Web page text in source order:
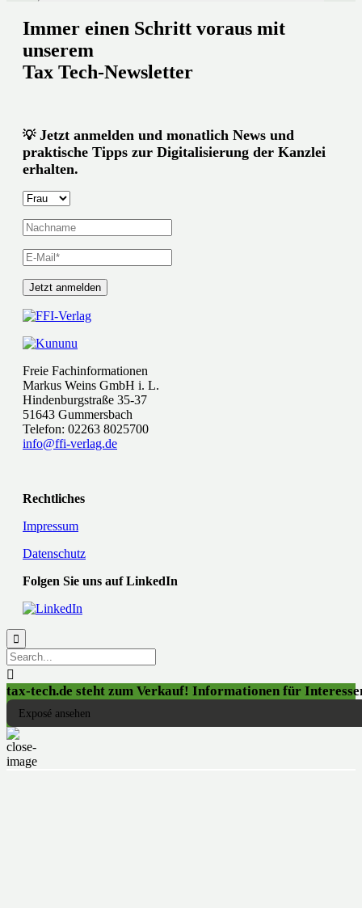
Immer einen Schritt voraus mit
unserem
Tax Tech-Newsletter
💡Jetzt anmelden und monatlich News und
praktische Tipps zur Digitalisierung der Kanzlei
erhalten.
Freie Fachinformationen
Markus Weins GmbH i. L.
Hindenburgstraße 35-37
51643 Gummersbach
Telefon: 02263 8025700
info@ffi-verlag.de
Rechtliches
Impressum
Datenschutz
Folgen Sie uns auf LinkedIn


tax-tech.de steht zum Verkauf! Informationen für
Exposé ansehen